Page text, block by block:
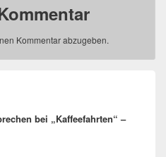
Kommentar abzugeben.
bei „Kaffeefahrten“ –